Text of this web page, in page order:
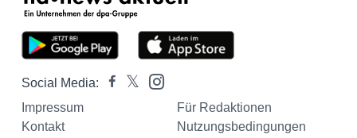
Social Media:
Impressum
Für Redaktionen
Kontakt
Nutzungsbedingungen